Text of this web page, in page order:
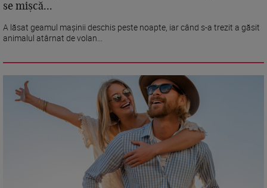
se mișcă...
A lăsat geamul mașinii deschis peste noapte, iar când s-a trezit a găsit
animalul atârnat de volan...